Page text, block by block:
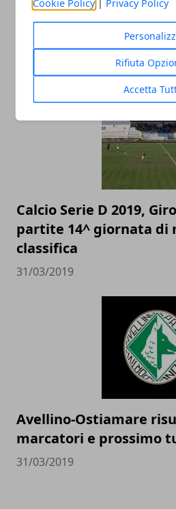
Rifiuta
Accetta
Mondiale di Basket:
l'Italia di Meo
Calcio Serie D 2019,
partite 14^ giornata di
classifica
31/03/2019
Avellino-Ostiamare
marcatori e prossimo
31/03/2019